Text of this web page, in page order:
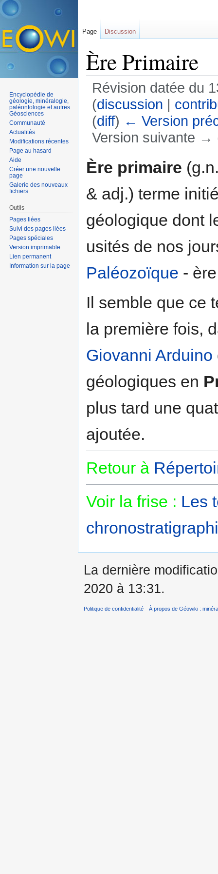
Ère Primaire
Révision datée du
(discussion |
(diff) ← Version
Version suivante →
Ère primaire
& adj.) terme
géologique dont
usités de nos
Paléozoïque -
Il semble que ce
la première fois,
Giovanni Arduino
géologiques en
plus tard une
ajoutée.
Retour à
Voir la frise : Les
Page Discussion
Encyclopédie de
géologie, minéralogie,
paléontologie et autres
Géosciences
Communauté
Actualités
Modifications récentes
Page au hasard
Aide
Créer une nouvelle
page
Galerie des nouveaux
fichiers
Outils
Pages liées
Suivi des pages liées
Pages spéciales
Version imprimable
Lien permanent
Information sur la page
La dernière
2020 à 13:31.
Politique de confidentialité À propos de Géowiki :